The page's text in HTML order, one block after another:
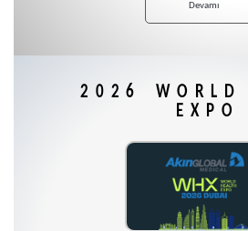
Devamı
2026 WORLD
EXPO